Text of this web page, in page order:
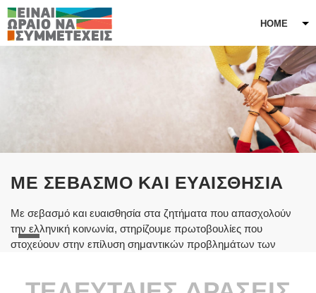
Παράκαμψη προς το κυρίως περιεχόμενο
HOME
Πληροφορίες Για Την LG
ΜΕ ΣΕΒΑΣΜΟ ΚΑΙ ΕΥΑΙΣΘΗΣΙΑ
Με σεβασμό και ευαισθησία στα ζητήματα που απασχολούν
την ελληνική κοινωνία, στηρίζουμε πρωτοβουλίες που
στοχεύουν στην επίλυση σημαντικών προβλημάτων των